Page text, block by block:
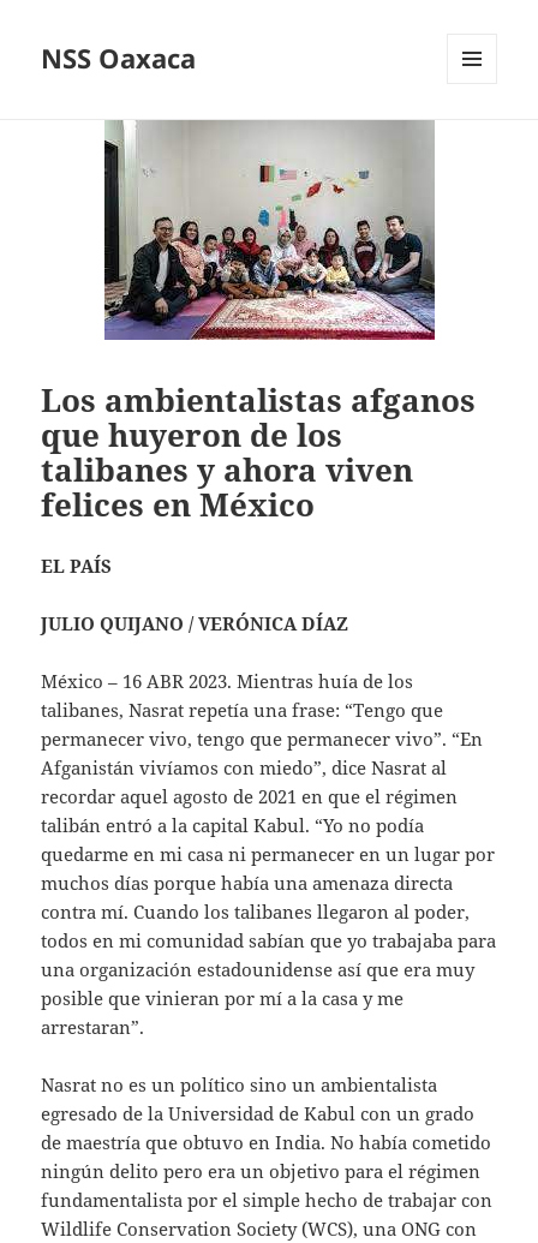
NSS Oaxaca
Los ambientalistas afganos
que huyeron de los
talibanes y ahora viven
felices en México
EL PAÍS
JULIO QUIJANO / VERÓNICA DÍAZ
México – 16 ABR 2023. Mientras huía de los
talibanes, Nasrat repetía una frase: “Tengo que
permanecer vivo, tengo que permanecer vivo”. “En
Afganistán vivíamos con miedo”, dice Nasrat al
recordar aquel agosto de 2021 en que el régimen
talibán entró a la capital Kabul. “Yo no podía
quedarme en mi casa ni permanecer en un lugar por
muchos días porque había una amenaza directa
contra mí. Cuando los talibanes llegaron al poder,
todos en mi comunidad sabían que yo trabajaba para
una organización estadounidense así que era muy
posible que vinieran por mí a la casa y me
arrestaran”.
Nasrat no es un político sino un ambientalista
egresado de la Universidad de Kabul con un grado
de maestría que obtuvo en India. No había cometido
ningún delito pero era un objetivo para el régimen
fundamentalista por el simple hecho de trabajar con
Wildlife Conservation Society (WCS), una ONG con